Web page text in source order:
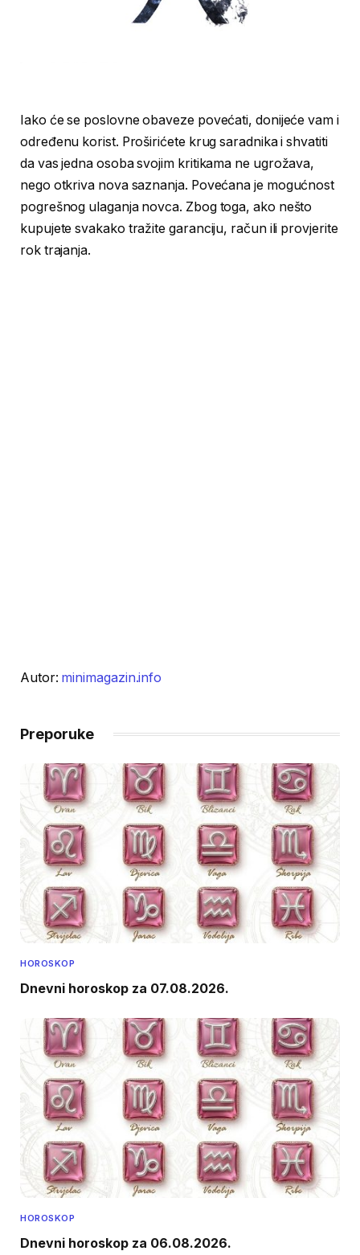
Iako će se poslovne obaveze povećati, donijeće vam i
određenu korist. Proširićete krug saradnika i shvatiti
da vas jedna osoba svojim kritikama ne ugrožava,
nego otkriva nova saznanja. Povećana je mogućnost
pogrešnog ulaganja novca. Zbog toga, ako nešto
kupujete svakako tražite garanciju, račun ili provjerite
rok trajanja.
Autor: minimagazin.info
Preporuke
HOROSKOP
Dnevni horoskop za 07.08.2026.
HOROSKOP
Dnevni horoskop za 06.08.2026.